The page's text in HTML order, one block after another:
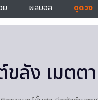
ย ผลบอล ดูดวง
ลัง เมตต